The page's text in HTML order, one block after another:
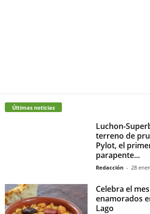
Últimas noticias
Luchon-
terreno de
Pylot, el
parapente...
Redacción - 28
Celebra el
enamorados
Lago